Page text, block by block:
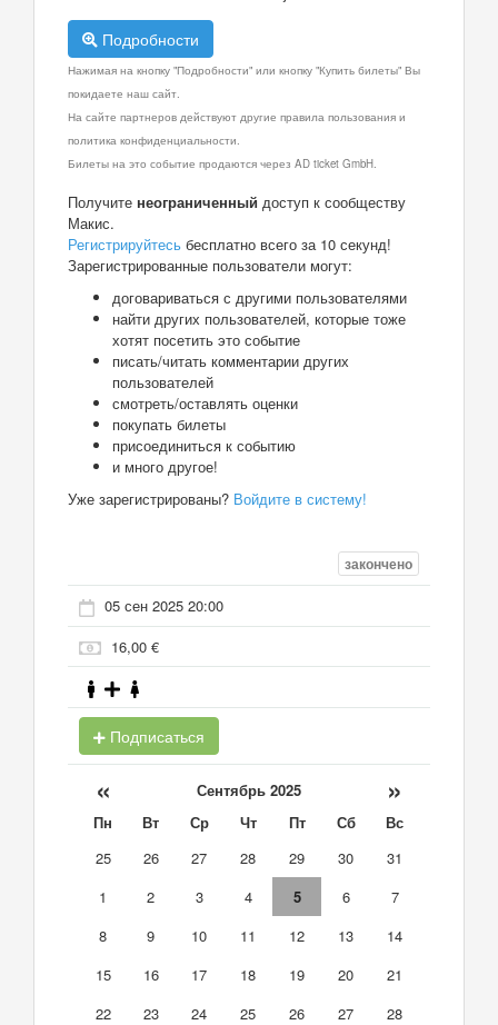
Подробности
Нажимая на кнопку "Подробности" или кнопку "Купить билеты" Вы
покидаете наш сайт.
На сайте партнеров действуют другие правила пользования и
политика конфиденциальности.
Билеты на это событие продаются через AD ticket GmbH.
Получите неограниченный доступ к сообществу
Макис.
Регистрируйтесь бесплатно всего за 10 секунд!
Зарегистрированные пользователи могут:
договариваться с другими пользователями
найти других пользователей, которые тоже
хотят посетить это событие
писать/читать комментарии других
пользователей
смотреть/оставлять оценки
покупать билеты
присоединиться к событию
и много другое!
Уже зарегистрированы? Войдите в систему!
закончено
05 сен 2025 20:00
16,00 €
Подписаться
« Сентябрь 2025 »
Пн Вт Ср Чт Пт Сб
Вс
25
26 27 28 29 30
31
1
2 3 4 5 6
7
8
9 10 11 12 13
14
15
16 17 18 19 20
21
22
23 24 25 26 27
28